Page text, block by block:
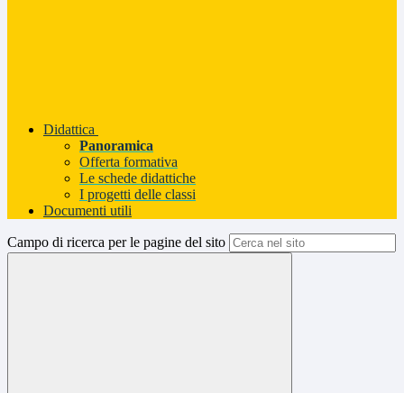
Didattica
Panoramica
Offerta formativa
Le schede didattiche
I progetti delle classi
Documenti utili
Campo di ricerca per le pagine del sito